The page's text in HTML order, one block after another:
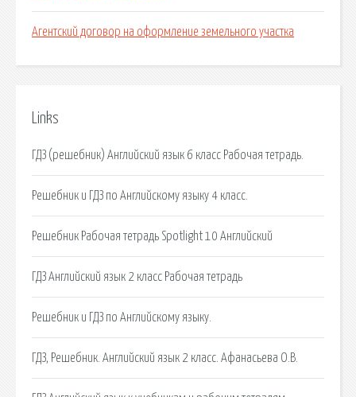
Агентский договор на оформление земельного участка
Links
ГДЗ (решебник) Английский язык 6 класс Рабочая тетрадь.
Решебник и ГДЗ по Английскому языку 4 класс.
Решебник Рабочая тетрадь Spotlight 10 Английский
ГДЗ Английский язык 2 класс Рабочая тетрадь
Решебник и ГДЗ по Английскому языку.
ГДЗ, Решебник. Английский язык 2 класс. Афанасьева О.В.